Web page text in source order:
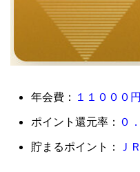
年会費： １１０００円
ポイント還元率： ０
貯まるポイント： Ｊ